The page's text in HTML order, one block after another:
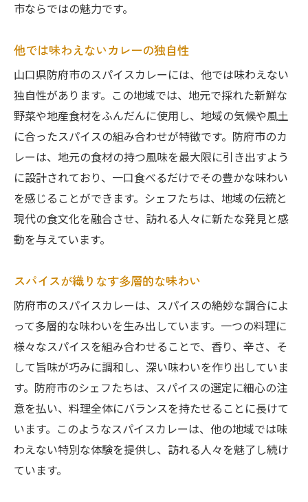
市ならではの魅力です。
他では味わえないカレーの独自性
山口県防府市のスパイスカレーには、他では味わえない
独自性があります。この地域では、地元で採れた新鮮な
野菜や地産食材をふんだんに使用し、地域の気候や風土
に合ったスパイスの組み合わせが特徴です。防府市のカ
レーは、地元の食材の持つ風味を最大限に引き出すよう
に設計されており、一口食べるだけでその豊かな味わい
を感じることができます。シェフたちは、地域の伝統と
現代の食文化を融合させ、訪れる人々に新たな発見と感
動を与えています。
スパイスが織りなす多層的な味わい
防府市のスパイスカレーは、スパイスの絶妙な調合によ
って多層的な味わいを生み出しています。一つの料理に
様々なスパイスを組み合わせることで、香り、辛さ、そ
して旨味が巧みに調和し、深い味わいを作り出していま
す。防府市のシェフたちは、スパイスの選定に細心の注
意を払い、料理全体にバランスを持たせることに長けて
います。このようなスパイスカレーは、他の地域では味
わえない特別な体験を提供し、訪れる人々を魅了し続け
ています。